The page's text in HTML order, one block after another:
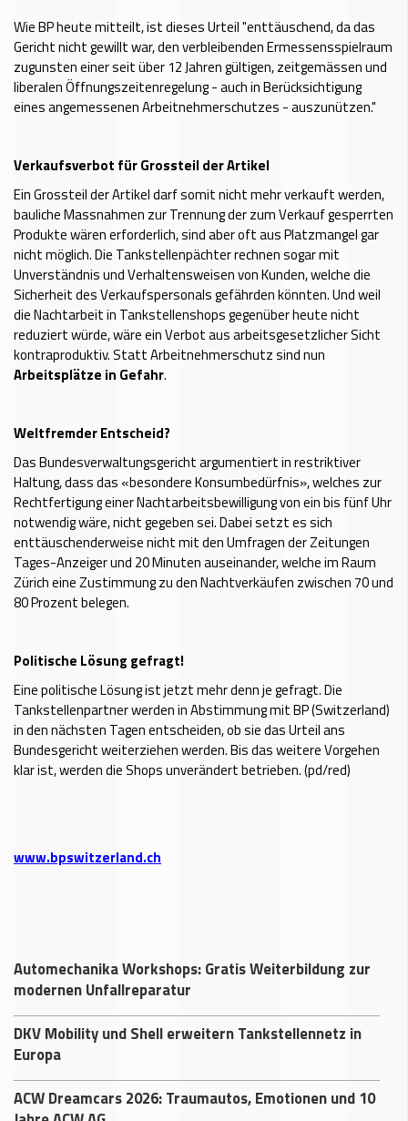
Wie BP heute mitteilt, ist dieses Urteil "enttäuschend, da das
Gericht nicht gewillt war, den verbleibenden Ermessensspielraum
zugunsten einer seit über 12 Jahren gültigen, zeitgemässen und
liberalen Öffnungszeitenregelung - auch in Berücksichtigung
eines angemessenen Arbeitnehmerschutzes - auszunützen."
Verkaufsverbot für Grossteil der Artikel
Ein Grossteil der Artikel darf somit nicht mehr verkauft werden,
bauliche Massnahmen zur Trennung der zum Verkauf gesperrten
Produkte wären erforderlich, sind aber oft aus Platzmangel gar
nicht möglich. Die Tankstellenpächter rechnen sogar mit
Unverständnis und Verhaltensweisen von Kunden, welche die
Sicherheit des Verkaufspersonals gefährden könnten. Und weil
die Nachtarbeit in Tankstellenshops gegenüber heute nicht
reduziert würde, wäre ein Verbot aus arbeitsgesetzlicher Sicht
kontraproduktiv. Statt Arbeitnehmerschutz sind nun
Arbeitsplätze in Gefahr.
Weltfremder Entscheid?
Das Bundesverwaltungsgericht argumentiert in restriktiver
Haltung, dass das «besondere Konsumbedürfnis», welches zur
Rechtfertigung einer Nachtarbeitsbewilligung von ein bis fünf Uhr
notwendig wäre, nicht gegeben sei. Dabei setzt es sich
enttäuschenderweise nicht mit den Umfragen der Zeitungen
Tages-Anzeiger und 20 Minuten auseinander, welche im Raum
Zürich eine Zustimmung zu den Nachtverkäufen zwischen 70 und
80 Prozent belegen.
Politische Lösung gefragt!
Eine politische Lösung ist jetzt mehr denn je gefragt. Die
Tankstellenpartner werden in Abstimmung mit BP (Switzerland)
in den nächsten Tagen entscheiden, ob sie das Urteil ans
Bundesgericht weiterziehen werden. Bis das weitere Vorgehen
klar ist, werden die Shops unverändert betrieben. (pd/red)
www.bpswitzerland.ch
Automechanika Workshops: Gratis Weiterbildung zur
modernen Unfallreparatur
DKV Mobility und Shell erweitern Tankstellennetz in
Europa
ACW Dreamcars 2026: Traumautos, Emotionen und 10